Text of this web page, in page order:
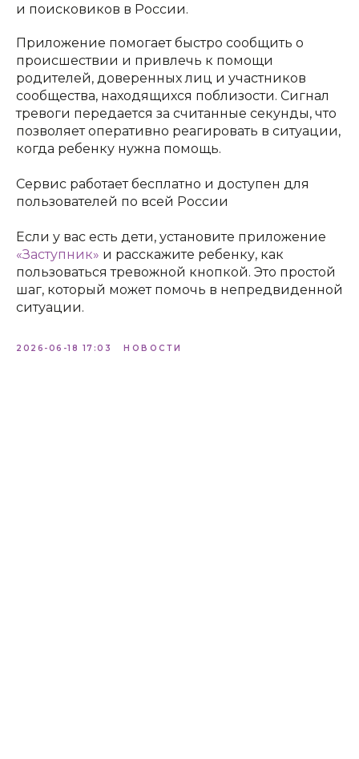
и поисковиков в России.
Приложение помогает быстро сообщить о
происшествии и привлечь к помощи
родителей, доверенных лиц и участников
сообщества, находящихся поблизости. Сигнал
тревоги передается за считанные секунды, что
позволяет оперативно реагировать в ситуации,
когда ребенку нужна помощь.
Сервис работает бесплатно и доступен для
пользователей по всей России
Если у вас есть дети, установите приложение
«Заступник» и расскажите ребенку, как
пользоваться тревожной кнопкой. Это простой
шаг, который может помочь в непредвиденной
ситуации.
2026-06-18 17:03 НОВОСТИ